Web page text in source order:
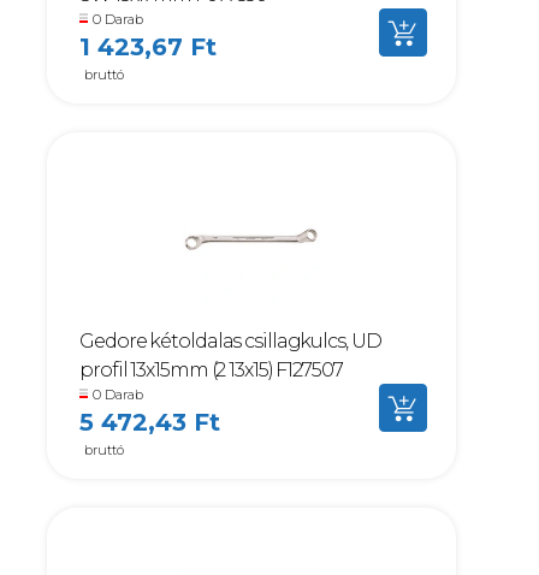
0 Darab
1 423,67 Ft
bruttó
Gedore kétoldalas csillagkulcs, UD
profil 13x15mm (2 13x15) F127507
0 Darab
5 472,43 Ft
bruttó